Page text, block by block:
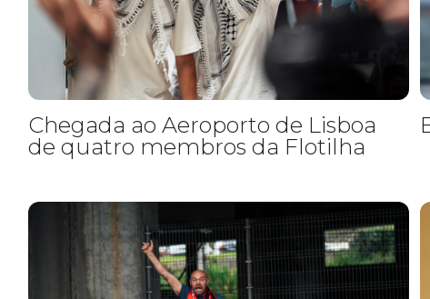
Chegada ao Aeroporto de Lisboa
de quatro membros da Flotilha